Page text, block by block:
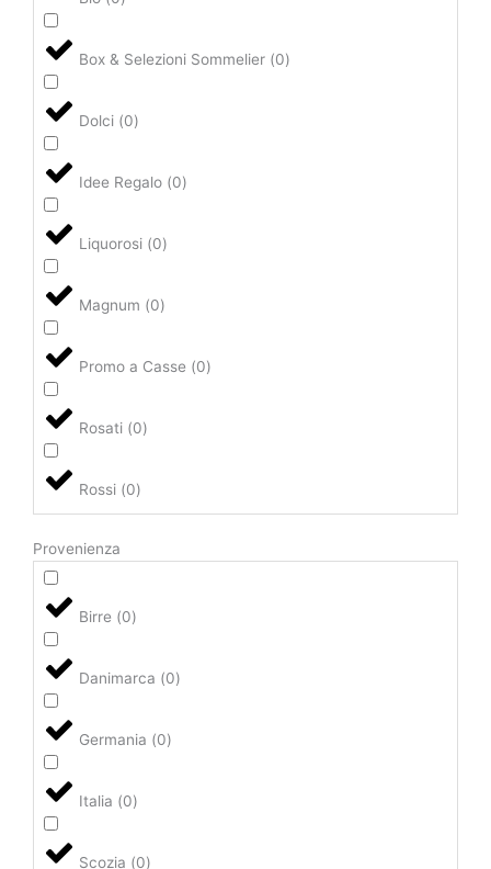
Box & Selezioni Sommelier (0)
Dolci (0)
Idee Regalo (0)
Liquorosi (0)
Magnum (0)
Promo a Casse (0)
Rosati (0)
Rossi (0)
Provenienza
Birre (0)
Danimarca (0)
Germania (0)
Italia (0)
Scozia (0)